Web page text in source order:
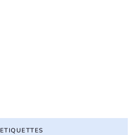
ETIQUETTES